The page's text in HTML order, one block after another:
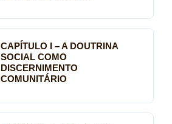
CAPÍTULO I – A DOUTRINA
SOCIAL COMO
DISCERNIMENTO
COMUNITÁRIO